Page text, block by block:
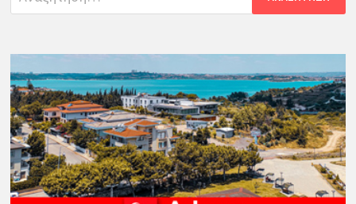
για: